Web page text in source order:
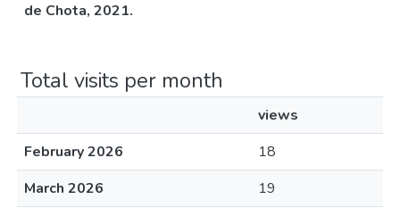
de Chota, 2021.
Total visits per month
views
February 2026
18
March 2026
19